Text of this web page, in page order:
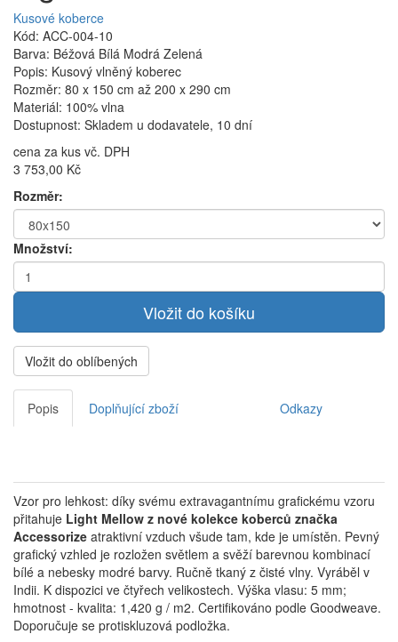
Kusové koberce
Kód: ACC-004-10
Barva: Béžová Bílá Modrá Zelená
Popis: Kusový vlněný koberec
Rozměr: 80 x 150 cm až 200 x 290 cm
Materiál: 100% vlna
Dostupnost: Skladem u dodavatele, 10 dní
cena za kus vč. DPH
3 753,00 Kč
Rozměr:
Množství:
Vložit do oblíbených
Popis Doplňující zboží Odkazy
Vzor pro lehkost: díky svému extravagantnímu grafickému vzoru
přitahuje Light Mellow z nové kolekce koberců značka
Accessorize atraktivní vzduch všude tam, kde je umístěn. Pevný
grafický vzhled je rozložen světlem a svěží barevnou kombinací
bílé a nebesky modré barvy. Ručně tkaný z čisté vlny. Vyráběl v
Indii. K dispozici ve čtyřech velikostech. Výška vlasu: 5 mm;
hmotnost - kvalita: 1,420 g / m2. Certifikováno podle Goodweave.
Doporučuje se protiskluzová podložka.